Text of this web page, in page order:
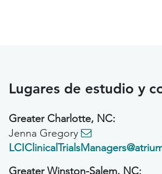
Lugares de estudio y
Greater Charlotte, NC:
Jenna Gregory
Greater Winston-Salem, NC: